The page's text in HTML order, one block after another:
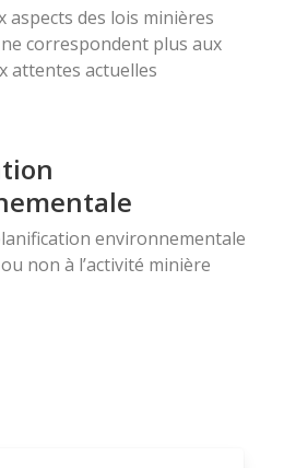
aspects des lois minières
correspondent plus aux
attentes actuelles
environnementale
non à l’activité minière